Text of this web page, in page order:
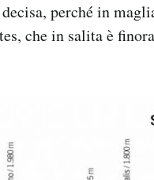
perché in
che in salita è